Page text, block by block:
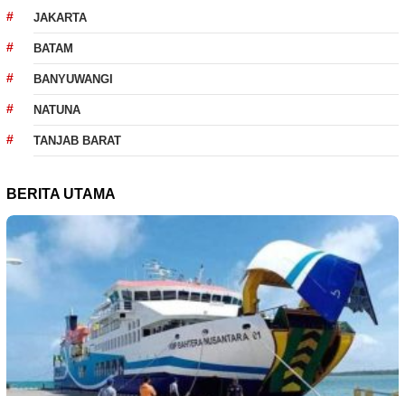
JAKARTA
BATAM
BANYUWANGI
NATUNA
TANJAB BARAT
BERITA UTAMA